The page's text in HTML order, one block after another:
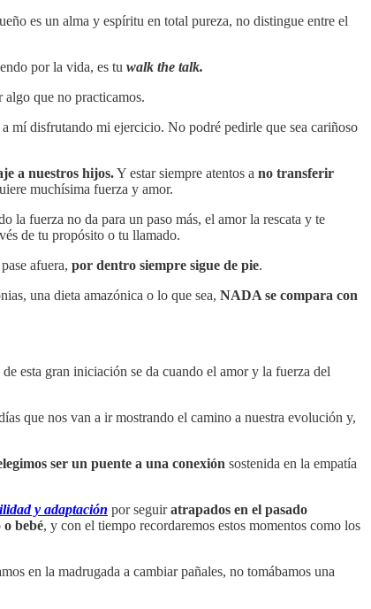
es un alma y espíritu en total pureza, no distingue entre el
por la vida, es tu walk the talk.
algo que no practicamos.
mí disfrutando mi ejercicio. No podré pedirle que sea cariñoso
a nuestros hijos.Y estar siempre atentos a no transferir
muchísima fuerza y amor.
la fuerza no da para un paso más, el amor la rescata y te
de tu propósito o tu llamado.
afuera, por dentro siempre sigue de pie.
una dieta amazónica o lo que sea, NADA se compara con
esta gran iniciación se da cuando el amor y la fuerza del
que nos van a ir mostrando el camino a nuestra evolución y,
ser un puente a una conexión sostenida en la empatía
y adaptación por seguiratrapados en el pasado
bebé, y con el tiempo recordaremos estos momentos como los
en la madrugada a cambiar pañales, no tomábamos una